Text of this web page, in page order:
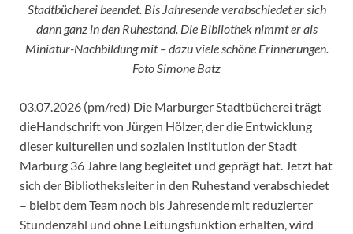
Stadtbücherei beendet. Bis Jahresende verabschiedet er sich
dann ganz in den Ruhestand. Die Bibliothek nimmt er als
Miniatur-Nachbildung mit – dazu viele schöne Erinnerungen.
Foto Simone Batz
03.07.2026 (pm/red) Die Marburger Stadtbücherei trägt
dieHandschrift von Jürgen Hölzer, der die Entwicklung
dieser kulturellen und sozialen Institution der Stadt
Marburg 36 Jahre lang begleitet und geprägt hat. Jetzt hat
sich der Bibliotheksleiter in den Ruhestand verabschiedet
– bleibt dem Team noch bis Jahresende mit reduzierter
Stundenzahl und ohne Leitungsfunktion erhalten, wird